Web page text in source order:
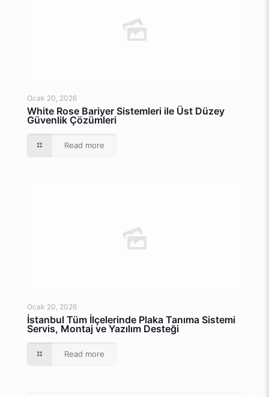
Ocak 20, 2026
White Rose Bariyer Sistemleri ile Üst Düzey
Güvenlik Çözümleri
Read more
Ocak 20, 2026
İstanbul Tüm İlçelerinde Plaka Tanıma Sistemi
Servis, Montaj ve Yazılım Desteği
Read more